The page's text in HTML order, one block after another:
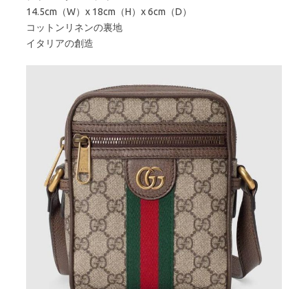
14.5cm（W）x 18cm（H）x 6cm（D）
コットンリネンの裏地
イタリアの創造